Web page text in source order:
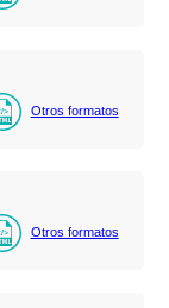
Otros formatos
Otros formatos